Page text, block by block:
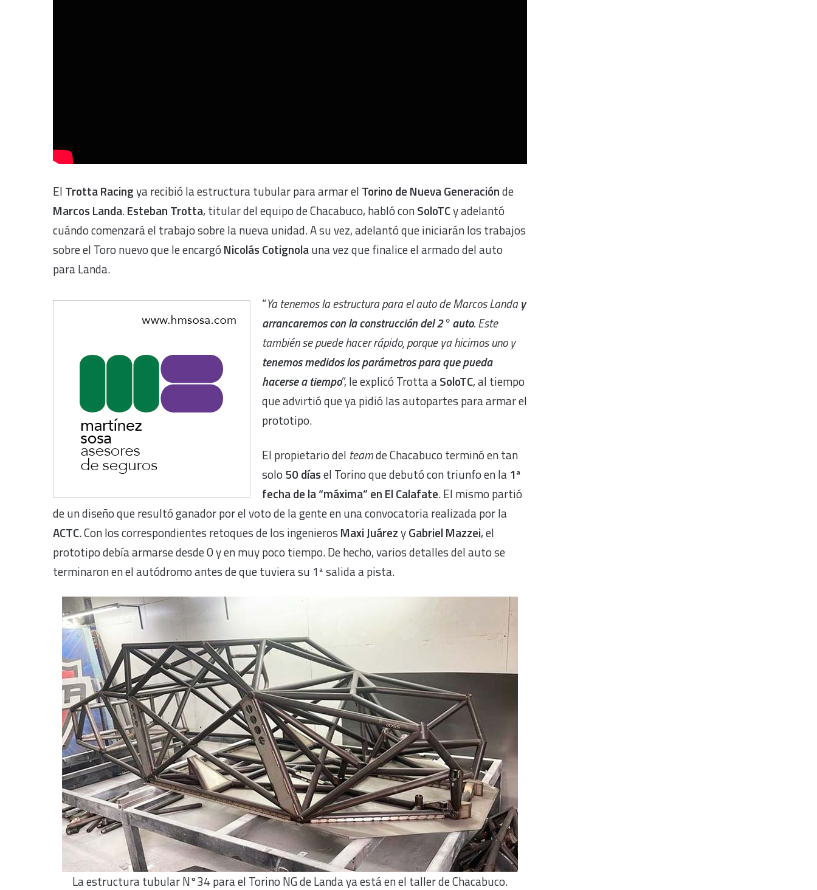
El Trotta Racingya recibió la estructura tubular para armar el Torino de Nueva Generaciónde
Marcos Landa.Esteban Trotta, titular del equipo de Chacabuco, habló conSoloTCy adelantó
cuándo comenzará el trabajo sobre la nueva unidad. A su vez, adelantó que iniciarán los trabajos
sobre el Toro nuevo que le encargóNicolás Cotignolauna vez que finalice el armado del auto
para Landa.
“Ya tenemos la estructura para el auto de Marcos Landay
arrancaremos con la construcción del 2° auto. Este
también se puede hacer rápido, porque ya hicimos uno y
tenemos medidos los parámetros para que pueda
hacerse a tiempo”, le explicó Trotta aSoloTC, al tiempo
que advirtió que ya pidió las autopartes para armar el
prototipo.
El propietario del teamde Chacabuco terminó en tan
solo50 díasel Torino que debutó con triunfo en la 1ª
fecha de la “máxima” en El Calafate. El mismo partió
de un diseño que resultó ganador por el voto de la gente en una convocatoria realizada por la
ACTC. Con los correspondientes retoques de los ingenieros Maxi JuárezyGabriel Mazzei, el
prototipo debía armarse desde 0 y en muy poco tiempo. De hecho, varios detalles del auto se
terminaron en el autódromo antes de que tuviera su 1ª salida a pista.
La estructura tubular N°34 para el Torino NG de Landa ya está en el taller de Chacabuco.